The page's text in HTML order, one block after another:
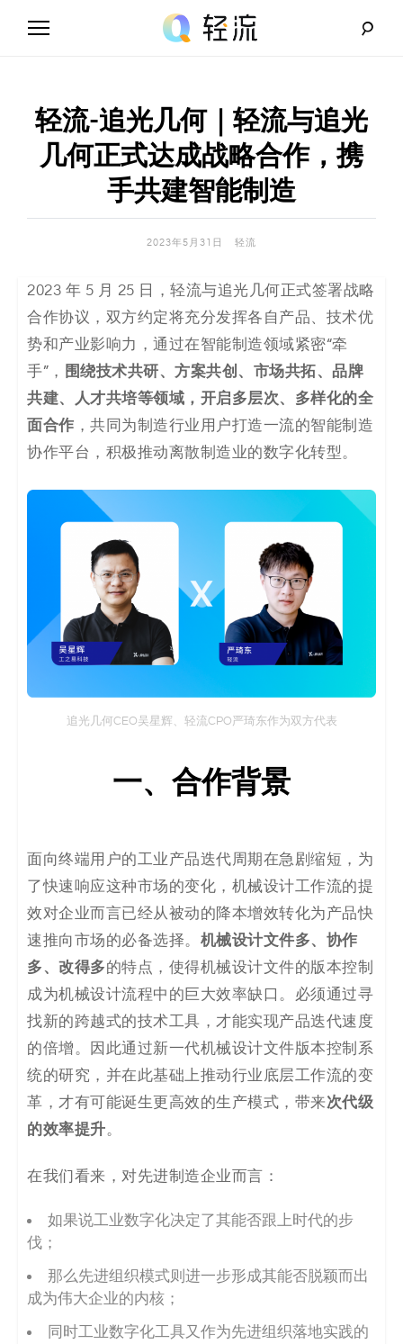
流
_
I
代
码
解
决
方
案
低
代
码
_
案
例
白
皮
书
轻流-追光几何｜轻流与追光
几何正式达成战略合作，携
手共建智能制造
2023年5月31日 轻流
2023 年 5 月 25 日，轻流与追光几何正式签署战略
合作协议，双方约定将充分发挥各自产品、技术优
势和产业影响力，通过在智能制造领域紧密“牵
手”，
围绕技术共研、方案共创、市场共拓、品牌
共建、人才共培等领域，开启多层次、多样化的全
面合作 ，共同为制造行业用户打造一流的智能制造
协作平台，积极推动离散制造业的数字化转型。
追光几何CEO吴星辉、轻流CPO严琦东作为双方代表
一、合作背景
面向终端用户的工业产品迭代周期在急剧缩短，为
了快速响应这种市场的变化，机械设计工作流的提
效对企业而言已经从被动的降本增效转化为产品快
速推向市场的必备选择。 机械设计文件多、协作
多、改得多的特点，使得机械设计文件的版本控制
成为机械设计流程中的巨大效率缺口。必须通过寻
找新的跨越式的技术工具，才能实现产品迭代速度
的倍增。因此通过新一代机械设计文件版本控制系
统的研究，并在此基础上推动行业底层工作流的变
革，才有可能诞生更高效的生产模式，带来次代级
的效率提升。
在我们看来，对先进制造企业⽽⾔：
如果说⼯业数字化决定了其能否跟上时代的步
伐；
那么先进组织模式则进⼀步形成其能否脱颖⽽出
成为伟⼤企业的内核；
同时⼯业数字化⼯具⼜作为先进组织落地实践的